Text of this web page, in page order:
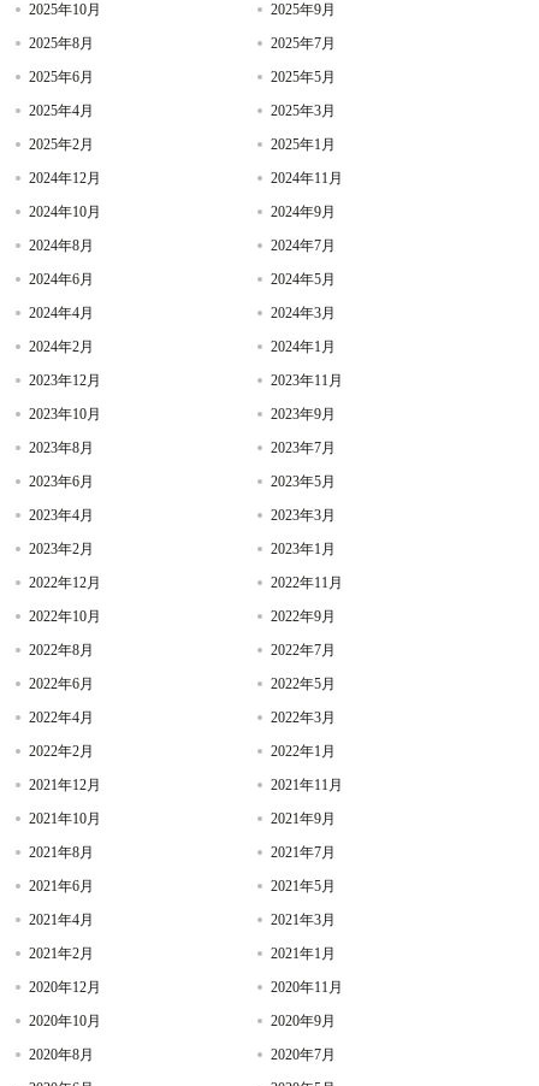
2025年10月
2025年9月
2025年8月
2025年7月
2025年6月
2025年5月
2025年4月
2025年3月
2025年2月
2025年1月
2024年12月
2024年11月
2024年10月
2024年9月
2024年8月
2024年7月
2024年6月
2024年5月
2024年4月
2024年3月
2024年2月
2024年1月
2023年12月
2023年11月
2023年10月
2023年9月
2023年8月
2023年7月
2023年6月
2023年5月
2023年4月
2023年3月
2023年2月
2023年1月
2022年12月
2022年11月
2022年10月
2022年9月
2022年8月
2022年7月
2022年6月
2022年5月
2022年4月
2022年3月
2022年2月
2022年1月
2021年12月
2021年11月
2021年10月
2021年9月
2021年8月
2021年7月
2021年6月
2021年5月
2021年4月
2021年3月
2021年2月
2021年1月
2020年12月
2020年11月
2020年10月
2020年9月
2020年8月
2020年7月